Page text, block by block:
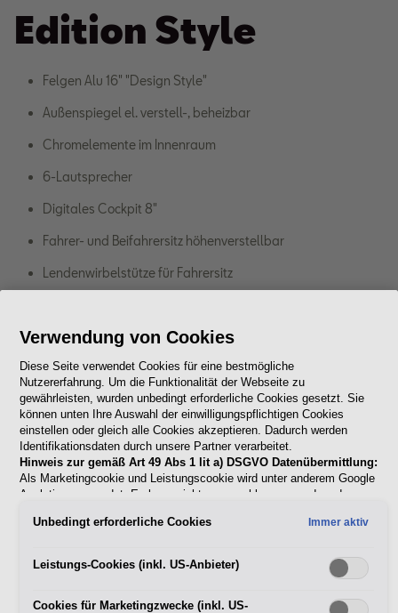
Edition Style
Felgen Alu 16" "Design Style"
Außenspiegel el. verstell-, beheizbar
Chromelemente im Innenraum
6-Lautsprecher
Digitales Cockpit 8"
Fahrer- und Beifahrersitz höhenverstellbar
Lendenwirbelstütze für Fahrersitz
LED-Hauptscheinwerfer "ECO"
Tempomat
ab€ 21.240,-1
Konfigurieren
Mehr zum Leon SP
Kombi Edition Style
erfahren
Verwendung von Cookies
Diese Seite verwendet Cookies für eine bestmögliche
Nutzererfahrung. Um die Funktionalität der Webseite zu
gewährleisten, wurden unbedingt erforderliche Cookies gesetzt. Sie
können unten Ihre Auswahl der einwilligungspflichtigen Cookies
einstellen oder gleich alle Cookies akzeptieren. Dadurch werden
Identifikationsdaten durch unsere Partner verarbeitet.
Hinweis zur gemäß Art 49 Abs 1 lit a) DSGVO Datenübermittlung:
Als Marketingcookie und Leistungscookie wird unter anderem Google
Analytics verwendet. Es kann nicht ausgeschlossen werden, dass
die USA (insbesondere dort an die Google LLC) weitergibt. In den
gleichwertiges Datenschutzniveau und es fehlt an einem
Angemessenheitsbeschluss der Europäischen Kommission. Hieraus
Betroffener in den USA nicht wirksam durchsetzen können, in den
Unbedingt erforderliche Cookies Immer aktiv
Leistungs-Cookies (inkl. US-Anbieter)
Cookies für Marketingzwecke (inkl. US-